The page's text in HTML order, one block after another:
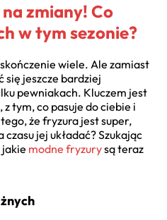
zmiany! Co
w tym sezonie?
wiele. Ale zamiast
się jeszcze bardziej
pewniakach. Kluczem jest
tym, co pasuje do ciebie i
że fryzura jest super,
jej układać? Szukając
modne fryzurysą teraz